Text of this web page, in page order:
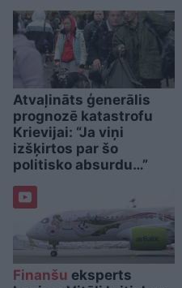
Atvaļināts ģenerālis
prognozē katastrofu
Krievijai: “Ja viņi
izšķirtos par šo
politisko absurdu…”
Finanšu eksperts